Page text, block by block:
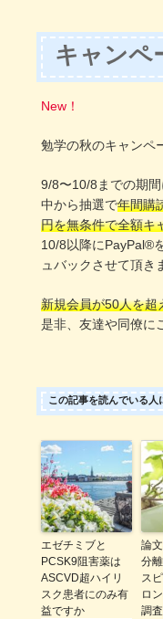
キャンペ
New！
勉学の秋のキャンペ
9/8〜10/8までの期
中から抽選で年間購
円を無条件で全額キ
10/8以降にPayPal®️
ュバックさせて頂き
新規会員が50人を超
是非、友達や同僚に
この記事を読んでいる人
エゼチミブと
PCSK9阻害薬は
ASCVD超ハイリ
スク患者にのみ有
益ですか
論
分
ス
ロ
調